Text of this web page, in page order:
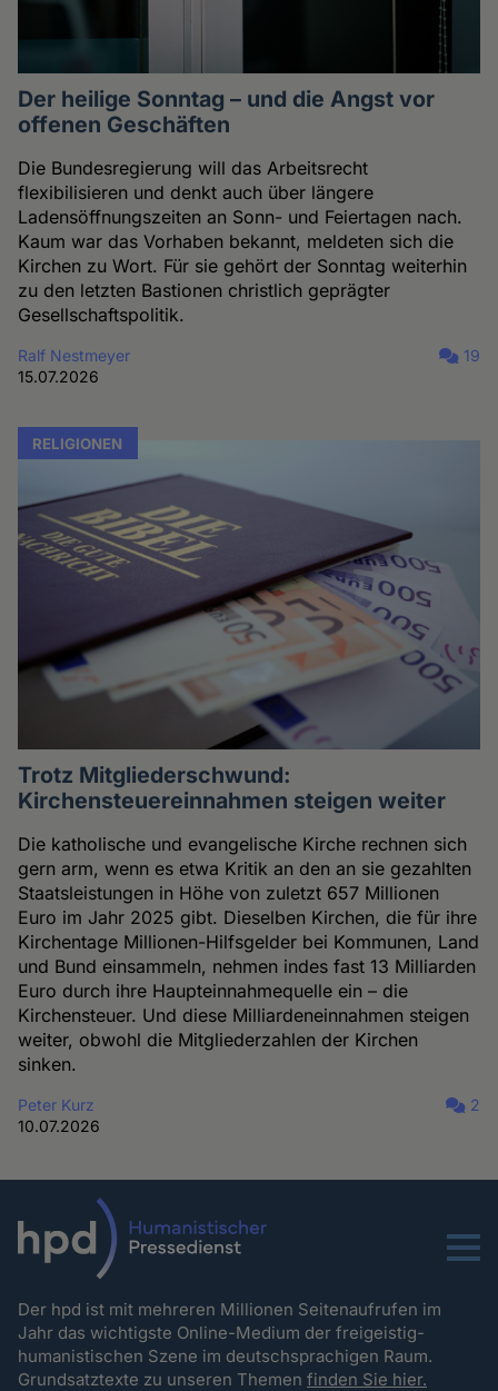
Der heilige Sonntag – und die Angst vor
offenen Geschäften
Die Bundesregierung will das Arbeitsrecht
flexibilisieren und denkt auch über längere
Ladensöffnungszeiten an Sonn- und Feiertagen nach.
Kaum war das Vorhaben bekannt, meldeten sich die
Kirchen zu Wort. Für sie gehört der Sonntag weiterhin
zu den letzten Bastionen christlich geprägter
Gesellschaftspolitik.
Ralf Nestmeyer
15.07.2026
19
RELIGIONEN
Trotz Mitgliederschwund:
Kirchensteuereinnahmen steigen weiter
Die katholische und evangelische Kirche rechnen sich
gern arm, wenn es etwa Kritik an den an sie gezahlten
Staatsleistungen in Höhe von zuletzt 657 Millionen
Euro im Jahr 2025 gibt. Dieselben Kirchen, die für ihre
Kirchentage Millionen-Hilfsgelder bei Kommunen, Land
und Bund einsammeln, nehmen indes fast 13 Milliarden
Euro durch ihre Haupteinnahmequelle ein – die
Kirchensteuer. Und diese Milliardeneinnahmen steigen
weiter, obwohl die Mitgliederzahlen der Kirchen
sinken.
Peter Kurz
10.07.2026
2
Menu
Der hpd ist mit mehreren Millionen Seitenaufrufen im
Jahr das wichtigste Online-Medium der freigeistig-
humanistischen Szene im deutschsprachigen Raum.
Grundsatztexte zu unseren Themenfinden Sie hier.